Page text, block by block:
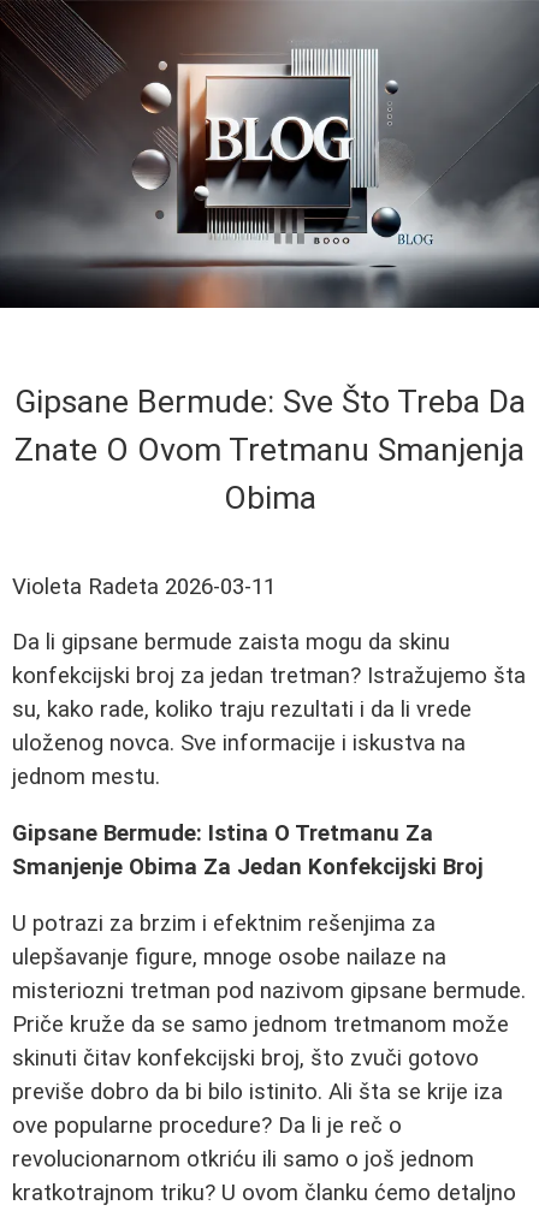
Gipsane Bermude: Sve Što Treba Da
Znate O Ovom Tretmanu Smanjenja
Obima
Violeta Radeta 2026-03-11
Da li gipsane bermude zaista mogu da skinu
konfekcijski broj za jedan tretman? Istražujemo šta
su, kako rade, koliko traju rezultati i da li vrede
uloženog novca. Sve informacije i iskustva na
jednom mestu.
Gipsane Bermude: Istina O Tretmanu Za
Smanjenje Obima Za Jedan Konfekcijski Broj
U potrazi za brzim i efektnim rešenjima za
ulepšavanje figure, mnoge osobe nailaze na
misteriozni tretman pod nazivom gipsane bermude.
Priče kruže da se samo jednom tretmanom može
skinuti čitav konfekcijski broj, što zvuči gotovo
previše dobro da bi bilo istinito. Ali šta se krije iza
ove popularne procedure? Da li je reč o
revolucionarnom otkriću ili samo o još jednom
kratkotrajnom triku? U ovom članku ćemo detaljno